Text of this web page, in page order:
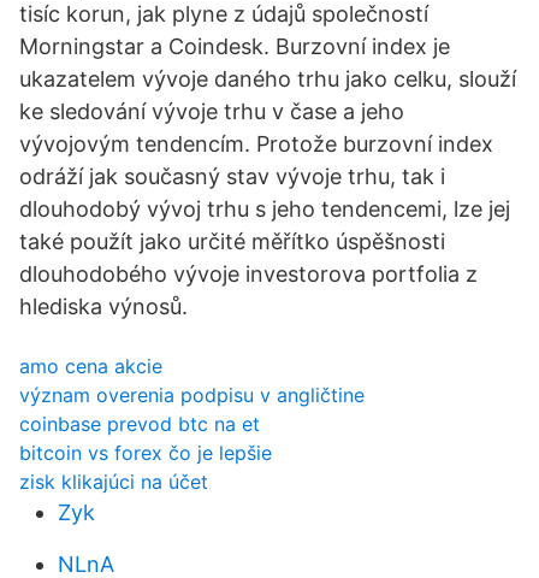
tisíc korun, jak plyne z údajů společností
Morningstar a Coindesk. Burzovní index je
ukazatelem vývoje daného trhu jako celku, slouží
ke sledování vývoje trhu v čase a jeho
vývojovým tendencím. Protože burzovní index
odráží jak současný stav vývoje trhu, tak i
dlouhodobý vývoj trhu s jeho tendencemi, lze jej
také použít jako určité měřítko úspěšnosti
dlouhodobého vývoje investorova portfolia z
hlediska výnosů.
amo cena akcie
význam overenia podpisu v angličtine
coinbase prevod btc na et
bitcoin vs forex čo je lepšie
zisk klikajúci na účet
Zyk
NLnA